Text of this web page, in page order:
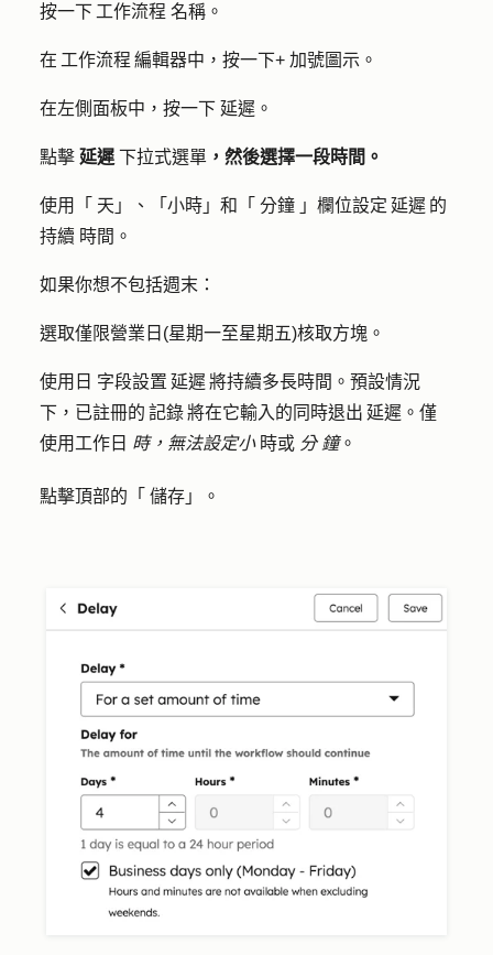
按一下 工作流程 名稱 。
在 工作流程 編輯器中，按一下+ 加號圖示 。
在左側面板中，按一下 延遲 。
點擊 延遲 下拉式選單 ，然後選擇一段時間。
使用「 天 」、「小時」和「 分鐘 」欄位設定 延遲 的
持續 時間 。
如果你想不包括週末：
選取僅限營業日(星期一至星期五)核取方塊。
使用 日 字段設置 延遲 將持續多長時間。預設情況
下，已註冊的 記錄 將在它輸入的同時退出 延遲。僅
使用工作日 時，無法設定小時或 分 鐘。
點擊頂部的「 儲存 」。